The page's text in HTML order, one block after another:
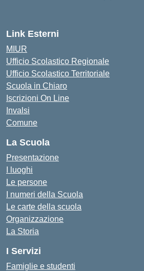
Link Esterni
MIUR
Ufficio Scolastico Regionale
Ufficio Scolastico Territoriale
Scuola in Chiaro
Iscrizioni On Line
Invalsi
Comune
La Scuola
Presentazione
I luoghi
Le persone
I numeri della Scuola
Le carte della scuola
Organizzazione
La Storia
I Servizi
Famiglie e studenti